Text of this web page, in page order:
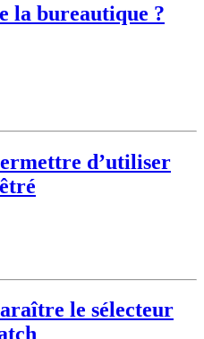
la bureautique ?
d’utiliser
le sélecteur